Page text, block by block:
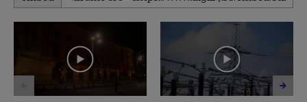
1
seconds